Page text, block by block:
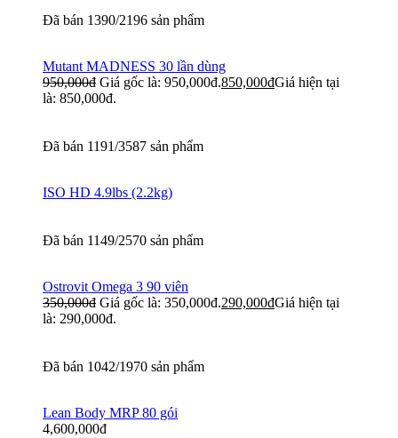
Đã bán 1390/2196 sản phẩm
Mutant MADNESS 30 lần dùng
950,000đ Giá gốc là: 950,000đ.850,000đGiá hiện tại
là: 850,000đ.
Đã bán 1191/3587 sản phẩm
ISO HD 4.9lbs (2.2kg)
Đã bán 1149/2570 sản phẩm
Ostrovit Omega 3 90 viên
350,000đ Giá gốc là: 350,000đ.290,000đGiá hiện tại
là: 290,000đ.
Đã bán 1042/1970 sản phẩm
Lean Body MRP 80 gói
4,600,000đ